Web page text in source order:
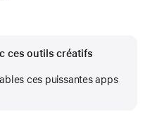
ces outils créatifs
ces puissantes apps